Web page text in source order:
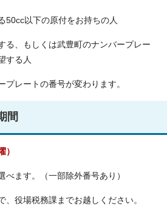
50cc以下の原付をお持ちの人
る、もしくは武豊町のナンバープレー
する人
レートの番号が変わります。
間
べます。（一部除外番号あり）
、役場税務課までお越しください。